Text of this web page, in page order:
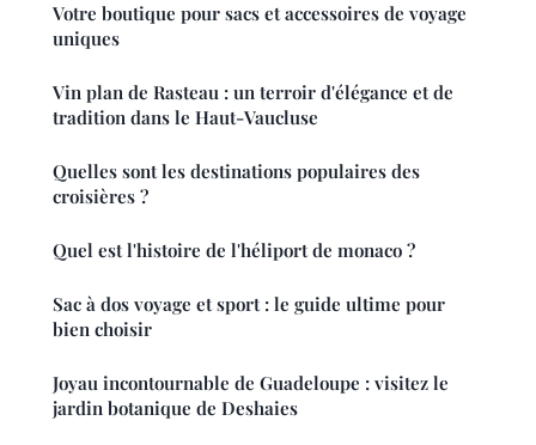
Votre boutique pour sacs et accessoires de voyage
uniques
Vin plan de Rasteau : un terroir d'élégance et de
tradition dans le Haut-Vaucluse
Quelles sont les destinations populaires des
croisières ?
Quel est l'histoire de l'héliport de monaco ?
Sac à dos voyage et sport : le guide ultime pour
bien choisir
Joyau incontournable de Guadeloupe : visitez le
jardin botanique de Deshaies